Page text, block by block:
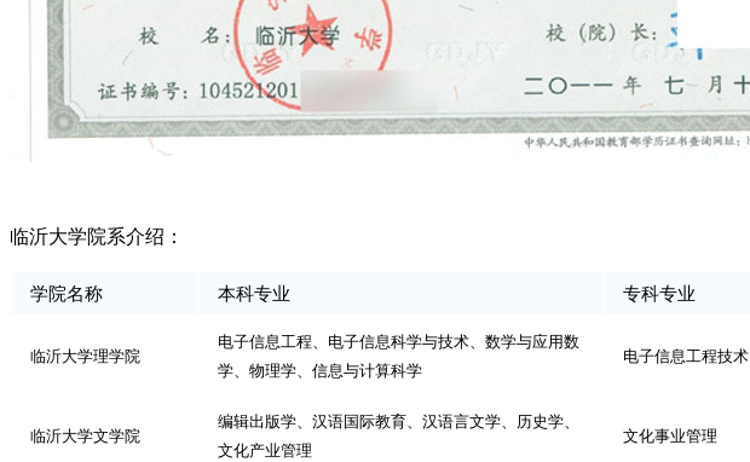
临沂大学院系介绍：
学院名称 本科专业 专科专业
临沂大学理学院
电子信息工程、电子信息科学与技术、数学与应用数
学、物理学、信息与计算科学
电子信息工程技术
临沂大学文学院
编辑出版学、汉语国际教育、汉语言文学、历史学、
文化产业管理
文化事业管理